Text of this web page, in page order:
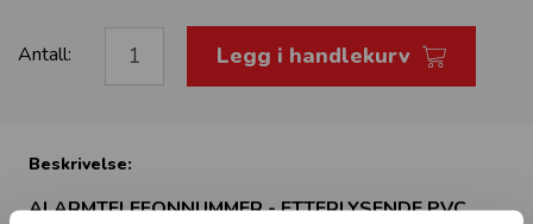
Antall: Legg i handlekurv
Beskrivelse:
ALARMTELEFONNUMMER - ETTERLYSENDE PVC